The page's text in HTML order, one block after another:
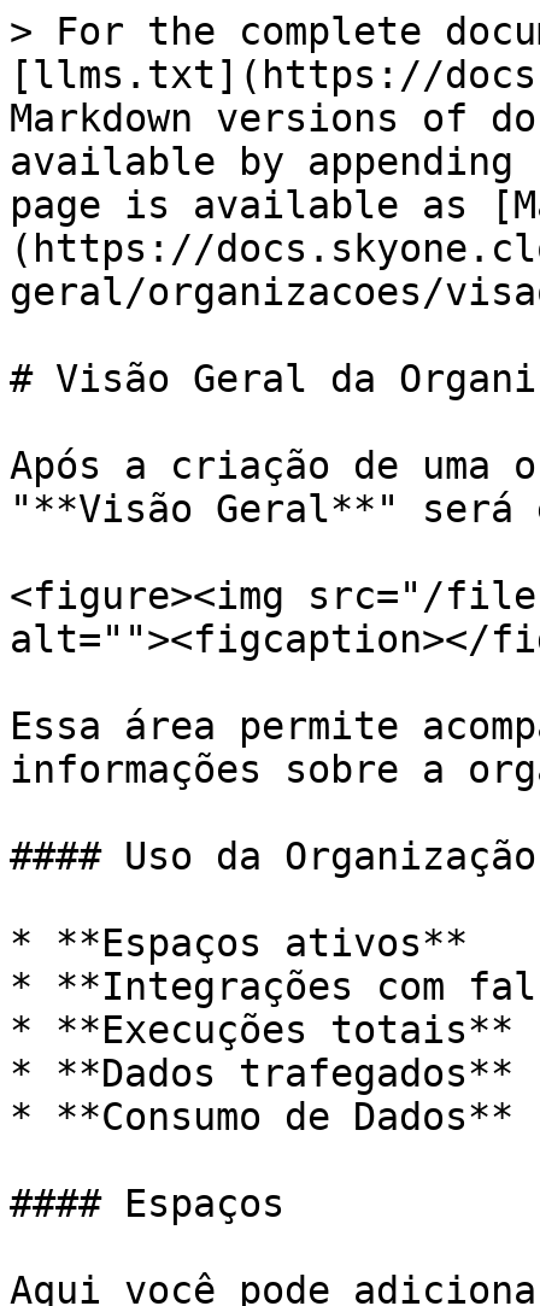
> For the complete
[llms.txt](https://
Markdown versions of
available by
page is available as
(https://
geral/organizacoes/
# Visão Geral da
Após a criação de uma
"**Visão Geral**" será
<figure><img src="/files/
alt=""><figcaption></
Essa área permite
informações sobre a
#### Uso da Organização
* **Espaços ativos**
* **Integrações com
* **Execuções totais**
* **Dados trafegados**
* **Consumo de Dados**
#### Espaços
Aqui você pode